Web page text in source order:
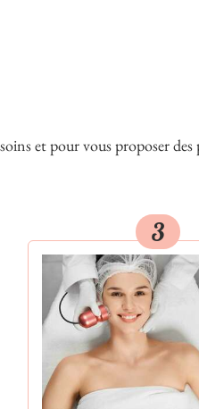
et pour vous proposer des
3